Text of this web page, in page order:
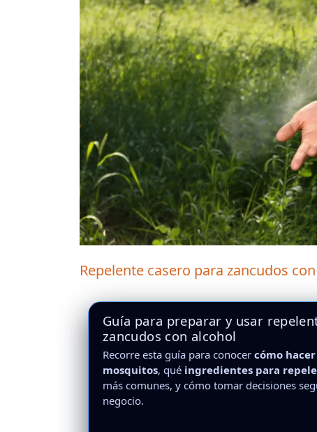
Repelente casero para zancudos
Guía para preparar y usar
zancudos con alcohol
Recorre esta guía para conocer cómo
mosquitos, qué ingredientes para
más comunes, y cómo tomar decisiones
negocio.